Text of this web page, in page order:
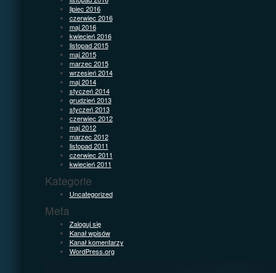
lipiec 2016
czerwiec 2016
maj 2016
kwiecień 2016
listopad 2015
maj 2015
marzec 2015
wrzesień 2014
maj 2014
styczeń 2014
grudzień 2013
styczeń 2013
czerwiec 2012
maj 2012
marzec 2012
listopad 2011
czerwiec 2011
kwiecień 2011
Kategorie
Uncategorized
Meta
Zaloguj się
Kanał wpisów
Kanał komentarzy
WordPress.org